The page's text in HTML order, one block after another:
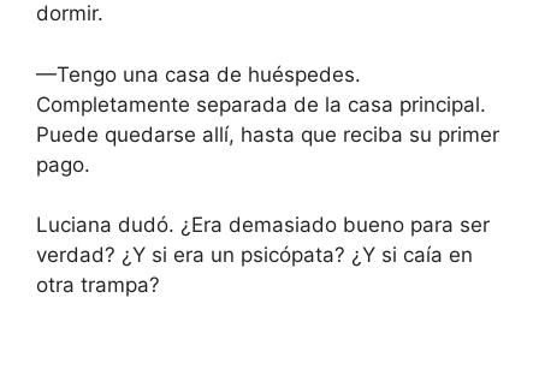
dormir.
—Tengo una casa de huéspedes.
Completamente separada de la casa principal.
Puede quedarse allí, hasta que reciba su primer
pago.
Luciana dudó. ¿Era demasiado bueno para ser
verdad? ¿Y si era un psicópata? ¿Y si caía en
otra trampa?